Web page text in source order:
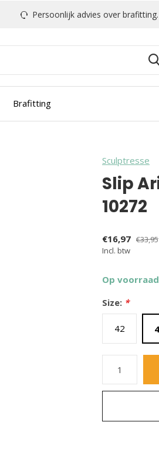
Brafitting
Persoonlijk advies over brafitting & meer
Sculptresse
Slip
10272
€16,97 €33,95
Incl. btw
Op voorraad
Size: *
42